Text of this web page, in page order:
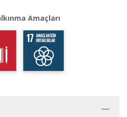
Amaçları